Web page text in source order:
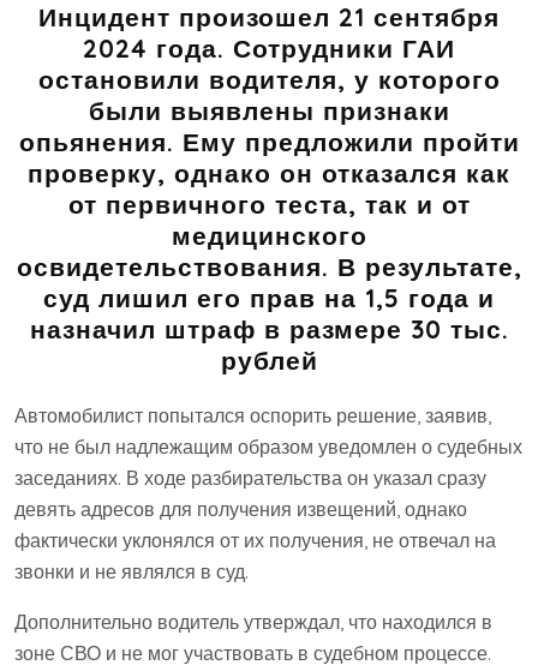
Инцидент произошел 21 сентября
2024 года. Сотрудники ГАИ
остановили водителя, у которого
были выявлены признаки
опьянения. Ему предложили пройти
проверку, однако он отказался как
от первичного теста, так и от
медицинского
освидетельствования. В результате,
суд лишил его прав на 1,5 года и
назначил штраф в размере 30 тыс.
рублей
Автомобилист попытался оспорить решение, заявив,
что не был надлежащим образом уведомлен о судебных
заседаниях. В ходе разбирательства он указал сразу
девять адресов для получения извещений, однако
фактически уклонялся от их получения, не отвечал на
звонки и не являлся в суд.
Дополнительно водитель утверждал, что находился в
зоне СВО и не мог участвовать в судебном процессе.